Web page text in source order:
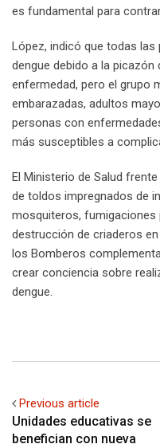
es fundamental para
López, indicó que todas
dengue debido a la
enfermedad, pero el grupo
embarazadas, adultos
personas con
más susceptibles a
El Ministerio de Salud
de toldos impregnados de
mosquiteros,
destrucción de criaderos
los Bomberos
crear conciencia sobre
dengue.
Previous article
Unidades educativas se
benefician con nueva